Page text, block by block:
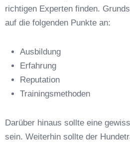
richtigen Experten finden.
auf die folgenden Punkte an:
Ausbildung
Erfahrung
Reputation
Trainingsmethoden
Darüber hinaus sollte eine
sein. Weiterhin sollte der